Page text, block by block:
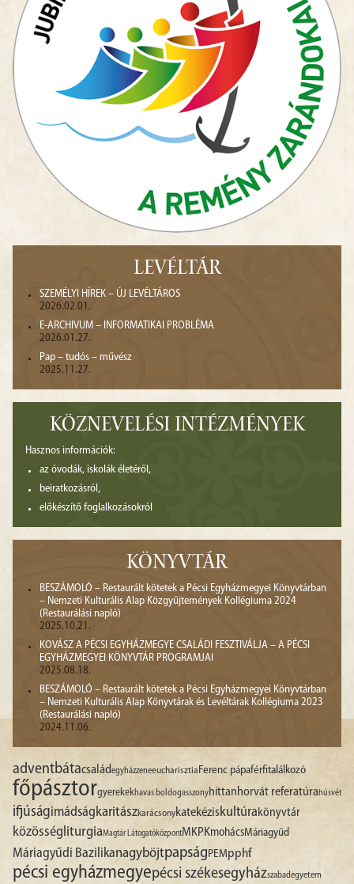
LEVÉLTÁR
SZEMÉLYI HÍREK – ÚJ LEVÉLTÁROS
2026.02.01.
E-ARCHIVUM – INFORMATIKAI PROBLÉMA
2026.01.27.
Pap – tudós – művész
2025.11.27.
KÖZNEVELÉSI INTÉZMÉNYEK
Hasznos információk:
az óvodák, iskolák életéről,
beiratkozásról,
előkészítő foglalkozásokról
KÖNYVTÁR
BESZÁMOLÓ – Restaurált kötetek a Pécsi Egyházmegyei Könyvtárban
– Nemzeti Kulturális Alap Közgyűjtemények Kollégiuma 2024
(Restaurálási napló)
2025.10.21.
KOVÁSZ A PÉCSI EGYHÁZMEGYE CSALÁDI FESZTIVÁLJA – A PÉCSI
EGYHÁZMEGYEI KÖNYVTÁR PROGRAMJAI
2025.08.18.
BESZÁMOLÓ – Restaurált kötetek a Pécsi Egyházmegyei Könyvtárban
– Nemzeti Kulturális Alap Könyvtárak és Levéltárak Kollégiuma 2023
(Restaurálási napló)
2024.11.06.
adventbátacsaládegyházzeneeucharisztiaFerenc pápaférfitalálkozó
főpásztorgyerekekhavas boldogasszonyhittanhorvát referatúrahúsvét
ifjúságimádságkaritászkarácsonykatekéziskultúrakönyvtár
közösségliturgiaMagtár LátogatóközpontMKPKmohácsMáriagyűd
Máriagyűdi BazilikanagyböjtpapságPEMpphf
pécsi egyházmegyepécsi székesegyházszabadegyetem